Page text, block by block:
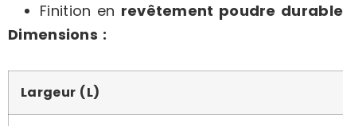
Finition en revêtement poudre durable
Dimensions :
Largeur (L)